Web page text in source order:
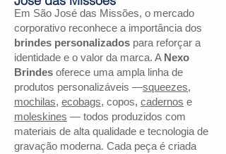
Em São José das Missões, o mercado
corporativo reconhece a importância dos
brindes personalizados para reforçar a
identidade e o valor da marca. A Nexo
Brindes oferece uma ampla linha de
produtos personalizáveis —squeezes,
mochilas, ecobags, copos, cadernos e
moleskines — todos produzidos com
materiais de alta qualidade e tecnologia de
gravação moderna. Cada peça é criada